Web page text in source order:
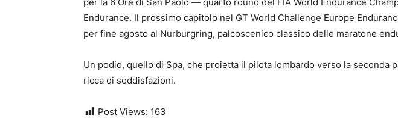
Endurance. Il prossimo capitolo nel GT World Challenge Europe
per fine agosto al Nurburgring, palcoscenico classico delle maratone
Un podio, quello di Spa, che proietta il pilota lombardo verso la seconda
ricca di soddisfazioni.
Post Views: 163